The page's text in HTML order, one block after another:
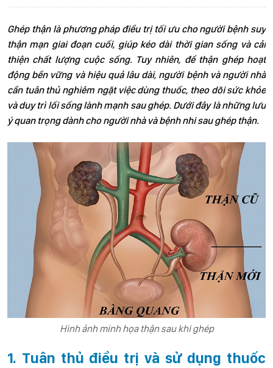
Ghép thận là phương pháp điều trị tối ưu cho người bệnh suy
thận mạn giai đoạn cuối, giúp kéo dài thời gian sống và cải
thiện chất lượng cuộc sống. Tuy nhiên, để thận ghép hoạt
động bền vững và hiệu quả lâu dài, người bệnh và người nhà
cần tuân thủ nghiêm ngặt việc dùng thuốc, theo dõi sức khỏe
và duy trì lối sống lành mạnh sau ghép. Dưới đây là những lưu
ý quan trọng dành cho người nhà và bệnh nhi sau ghép thận.
Hình ảnh minh họa thận sau khi ghép
1. Tuân thủ điều trị và sử dụng thuốc